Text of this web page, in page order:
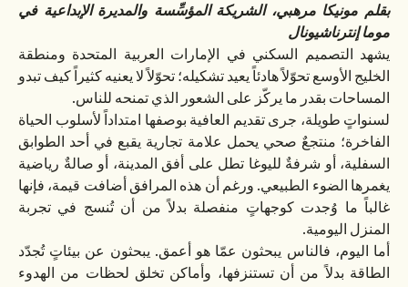
بقلم مونيكا مرهبي، الشريكة المؤسِّسة والمديرة الإبداعية في
موما إنترناشيونال
يشهد التصميم السكني في الإمارات العربية المتحدة ومنطقة
الخليج الأوسع تحوّلاً هادئاً يعيد تشكيله؛ تحوّلاً لا يعنيه كثيراً كيف تبدو
المساحات بقدر ما يركّز على الشعور الذي تمنحه للناس.
لسنواتٍ طويلة، جرى تقديم العافية بوصفها امتداداً لأسلوب الحياة
الفاخرة؛ منتجعٌ صحي يحمل علامة تجارية يقبع في أحد الطوابق
السفلية، أو شرفةٌ لليوغا تطل على أفق المدينة، أو صالةٌ رياضية
يغمرها الضوء الطبيعي. ورغم أن هذه المرافق أضافت قيمة، فإنها
غالباً ما وُجدت كوجهاتٍ منفصلة بدلاً من أن تُنسج في تجربة
المنزل اليومية.
أما اليوم، فالناس يبحثون عمّا هو أعمق. يبحثون عن بيئاتٍ تُجدّد
الطاقة بدلاً من أن تستنزفها، وأماكن تخلق لحظات من الهدوء